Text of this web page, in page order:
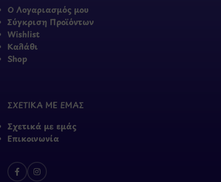
Ο Λογαριασμός μου
Σύγκριση Προϊόντων
Wishlist
Καλάθι
Shop
ΣΧΕΤΙΚΑ ΜΕ ΕΜΑΣ
Σχετικά με εμάς
Επικοινωνία